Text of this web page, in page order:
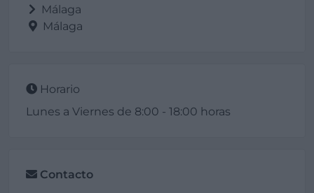
Málaga
Málaga
Horario
Lunes a Viernes de 8:00 - 18:00 horas
Contacto